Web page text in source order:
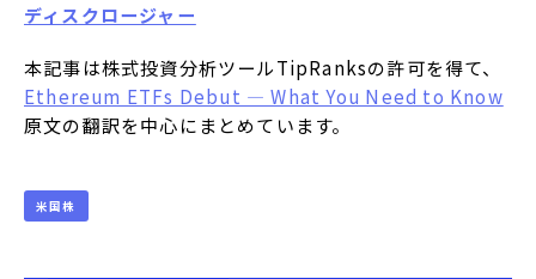
ディスクロージャー
本記事は株式投資分析ツールTipRanksの許可を得て、
Ethereum ETFs Debut — What You Need to Know
原文の翻訳を中心にまとめています。
米国株